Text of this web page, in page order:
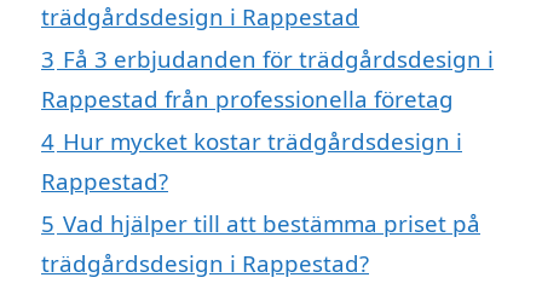
trädgårdsdesign i Rappestad
3 Få 3 erbjudanden för trädgårdsdesign i
Rappestad från professionella företag
4 Hur mycket kostar trädgårdsdesign i
Rappestad?
5 Vad hjälper till att bestämma priset på
trädgårdsdesign i Rappestad?